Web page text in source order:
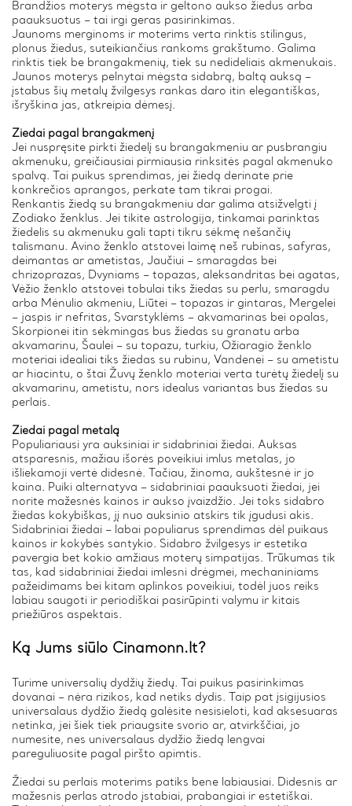
Brandžios moterys mėgsta ir geltono aukso žiedus arba
paauksuotus – tai irgi geras pasirinkimas.
Jaunoms merginoms ir moterims verta rinktis stilingus,
plonus žiedus, suteikiančius rankoms grakštumo. Galima
rinktis tiek be brangakmenių, tiek su nedideliais akmenukais.
Jaunos moterys pelnytai mėgsta sidabrą, baltą auksą –
įstabus šių metalų žvilgesys rankas daro itin elegantiškas,
išryškina jas, atkreipia dėmesį.
Žiedai pagal brangakmenį
Jei nuspręsite pirkti žiedelį su brangakmeniu ar pusbrangiu
akmenuku, greičiausiai pirmiausia rinksitės pagal akmenuko
spalvą. Tai puikus sprendimas, jei žiedą derinate prie
konkrečios aprangos, perkate tam tikrai progai.
Renkantis žiedą su brangakmeniu dar galima atsižvelgti į
Zodiako ženklus. Jei tikite astrologija, tinkamai parinktas
žiedelis su akmenuku gali tapti tikru sėkmę nešančių
talismanu. Avino ženklo atstovei laimę neš rubinas, safyras,
deimantas ar ametistas, Jaučiui – smaragdas bei
chrizoprazas, Dvyniams – topazas, aleksandritas bei agatas,
Vėžio ženklo atstovei tobulai tiks žiedas su perlu, smaragdu
arba Mėnulio akmeniu, Liūtei – topazas ir gintaras, Mergelei
– jaspis ir nefritas, Svarstyklėms – akvamarinas bei opalas,
Skorpionei itin sėkmingas bus žiedas su granatu arba
akvamarinu, Šaulei – su topazu, turkiu, Ožiaragio ženklo
moteriai idealiai tiks žiedas su rubinu, Vandenei – su ametistu
ar hiacintu, o štai Žuvų ženklo moteriai verta turėtų žiedelį su
akvamarinu, ametistu, nors idealus variantas bus žiedas su
perlais.
Žiedai pagal metalą
Populiariausi yra auksiniai ir sidabriniai žiedai. Auksas
atsparesnis, mažiau išorės poveikiui imlus metalas, jo
išliekamoji vertė didesnė. Tačiau, žinoma, aukštesnė ir jo
kaina. Puiki alternatyva – sidabriniai paauksuoti žiedai, jei
norite mažesnės kainos ir aukso įvaizdžio. Jei toks sidabro
žiedas kokybiškas, jį nuo auksinio atskirs tik įgudusi akis.
Sidabriniai žiedai – labai populiarus sprendimas dėl puikaus
kainos ir kokybės santykio. Sidabro žvilgesys ir estetika
pavergia bet kokio amžiaus moterų simpatijas. Trūkumas tik
tas, kad sidabriniai žiedai imlesni drėgmei, mechaniniams
pažeidimams bei kitam aplinkos poveikiui, todėl juos reiks
labiau saugoti ir periodiškai pasirūpinti valymu ir kitais
priežiūros aspektais.
Ką Jums siūlo Cinamonn.lt?
Turime universalių dydžių žiedų. Tai puikus pasirinkimas
dovanai – nėra rizikos, kad netiks dydis. Taip pat įsigijusios
universalaus dydžio žiedą galėsite nesisieloti, kad aksesuaras
netinka, jei šiek tiek priaugsite svorio ar, atvirkščiai, jo
numesite, nes universalaus dydžio žiedą lengvai
pareguliuosite pagal piršto apimtis.
Žiedai su perlais moterims patiks bene labiausiai. Didesnis ar
mažesnis perlas atrodo įstabiai, prabangiai ir estetiškai.